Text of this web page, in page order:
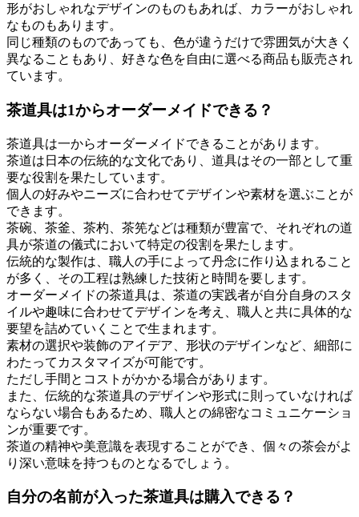
形がおしゃれなデザインのものもあれば、カラーがおしゃれ
なものもあります。
同じ種類のものであっても、色が違うだけで雰囲気が大きく
異なることもあり、好きな色を自由に選べる商品も販売され
ています。
茶道具は1からオーダーメイドできる？
茶道具は一からオーダーメイドできることがあります。
茶道は日本の伝統的な文化であり、道具はその一部として重
要な役割を果たしています。
個人の好みやニーズに合わせてデザインや素材を選ぶことが
できます。
茶碗、茶釜、茶杓、茶筅などは種類が豊富で、それぞれの道
具が茶道の儀式において特定の役割を果たします。
伝統的な製作は、職人の手によって丹念に作り込まれること
が多く、その工程は熟練した技術と時間を要します。
オーダーメイドの茶道具は、茶道の実践者が自分自身のスタ
イルや趣味に合わせてデザインを考え、職人と共に具体的な
要望を詰めていくことで生まれます。
素材の選択や装飾のアイデア、形状のデザインなど、細部に
わたってカスタマイズが可能です。
ただし手間とコストがかかる場合があります。
また、伝統的な茶道具のデザインや形式に則っていなければ
ならない場合もあるため、職人との綿密なコミュニケーショ
ンが重要です。
茶道の精神や美意識を表現することができ、個々の茶会がよ
り深い意味を持つものとなるでしょう。
自分の名前が入った茶道具は購入できる？